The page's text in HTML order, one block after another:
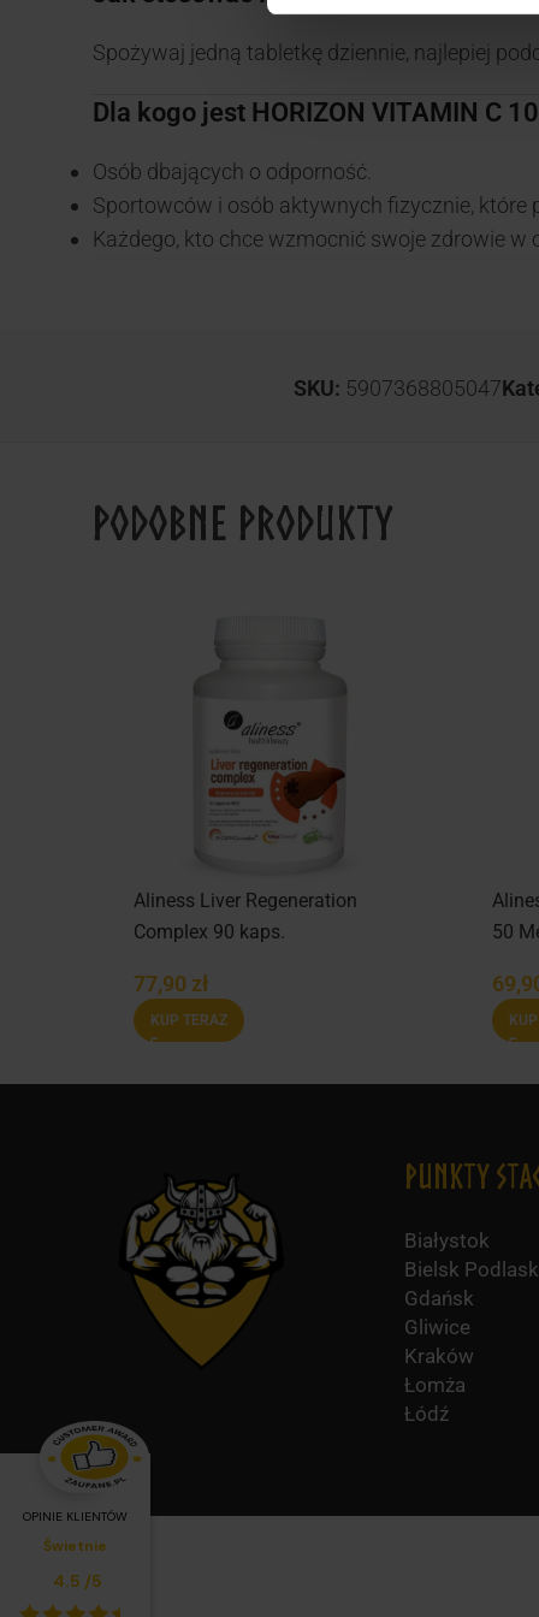
Spożywaj jedną tabletkę dziennie, najlepiej
Dla kogo jest HORIZON VITAMIN C
Osób dbających o odporność.
Sportowców i osób aktywnych fizycznie, które
Każdego, kto chce wzmocnić swoje zdrowie w
SKU: 5907368805047
Podobne produkty
Aliness Liver Regeneration
Complex 90 kaps.
77,90 zł
KUP TERAZ
50
Punkty
Białystok
Bielsk
Gdańsk
Gliwice
Kraków
Łomża
Łódź
OPINIE KLIENTÓW
Świetnie
Średnia ocena klientów:
4.5 /5